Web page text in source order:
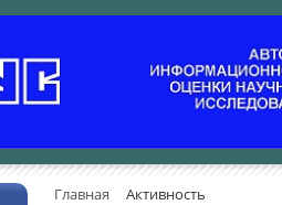
Главная Активность